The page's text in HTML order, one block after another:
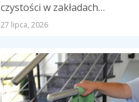
czystości w zakładach
produkcyjnych, magazynach,
przemysłowych. Obejmuje
usuwanie pyłów, zabrudzeń
technologicznych,...
27 lipca, 2026